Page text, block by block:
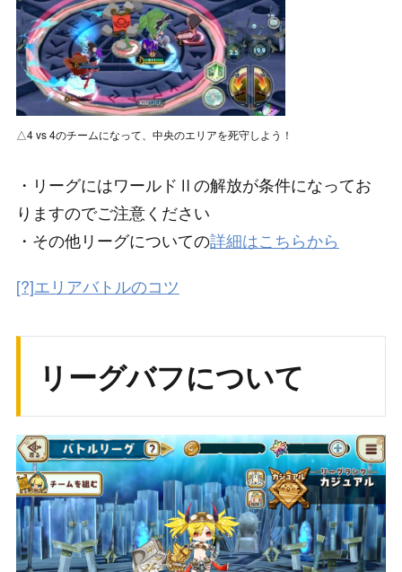
△4 vs 4のチームになって、中央のエリアを死守しよう！
・リーグにはワールドⅡの解放が条件になってお
りますのでご注意ください
・その他リーグについての詳細はこちらから
[?]エリアバトルのコツ
リーグバフについて